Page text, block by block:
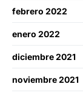
febrero 2022
enero 2022
diciembre 2021
noviembre 2021